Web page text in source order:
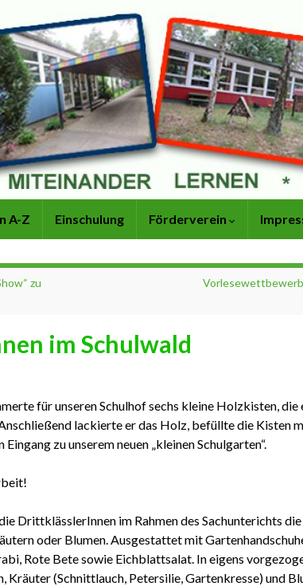
A-Z Einschulung Förderverein
zu
im Schulwald
für unseren Schulhof sechs kleine Holzkisten, die
lackierte er das Holz, befüllte die Kisten
zu unserem neuen „kleinen Schulgarten“.
DrittklässlerInnen im Rahmen des Sachunterichts die
oder Blumen. Ausgestattet mit
Rote Bete sowie Eichblattsalat. In eigens
Kräuter (Schnittlauch, Petersilie, Gartenkresse) und